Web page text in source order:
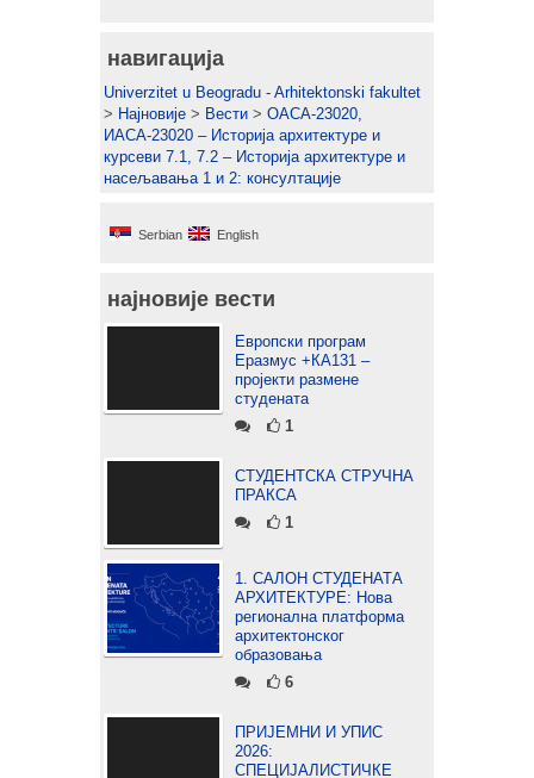
навигација
Univerzitet u Beogradu - Arhitektonski fakultet
> Најновије > Вести > ОАСА-23020,
ИАСА-23020 – Историја архитектуре и
курсеви 7.1, 7.2 – Историја архитектуре и
насељавања 1 и 2: консултације
Serbian English
најновије вести
Европски програм
Еразмус +КА131 –
пројекти размене
студената
1
СТУДЕНТСКА СТРУЧНА
ПРАКСА
1
1. САЛОН СТУДЕНАТА
АРХИТЕКТУРЕ: Нова
регионална платформа
архитектонског
образовања
6
ПРИЈЕМНИ И УПИС
2026:
СПЕЦИЈАЛИСТИЧКЕ